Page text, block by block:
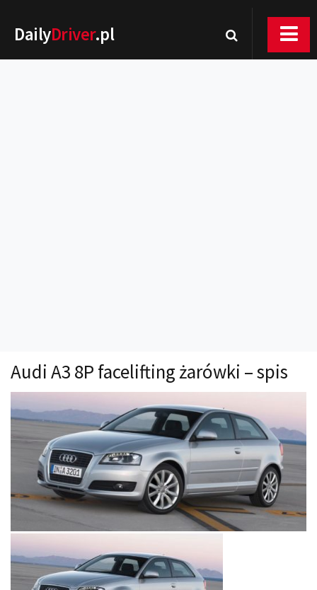
DailyDriver.pl
Technika jazdy
Oświetlenie
Kalkulatory
Przelicznik mocy
Auto z niemiec
Galerie
Audi A3 8P facelifting żarówki – spis